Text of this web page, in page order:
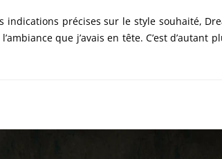
précises sur le style souhaité,
que j’avais en tête. C’est d’autant